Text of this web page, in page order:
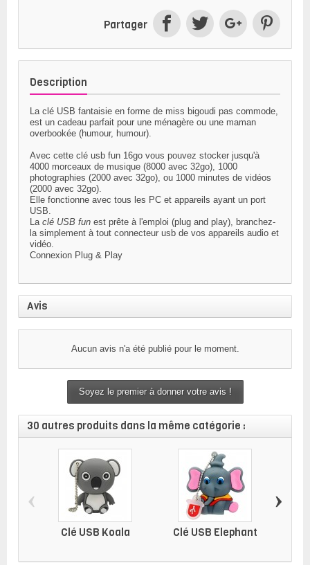
Partager
Description
La clé USB fantaisie en forme de miss bigoudi pas commode
est un cadeau parfait pour une ménagère ou une maman
overbookée (humour, humour).
Avec cette clé usb fun 16go vous pouvez stocker jusqu'à
4000 morceaux de musique (8000 avec 32go), 1000
photographies (2000 avec 32go), ou 1000 minutes de vidéos
(2000 avec 32go).
Elle fonctionne avec tous les PC et appareils ayant un port
USB.
La clé USB fun est prête à l'emploi (plug and play), branchez-
la simplement à tout connecteur usb de vos appareils audio et
vidéo.
Connexion Plug & Play
Avis
Aucun avis n'a été publié pour le moment.
Soyez le premier à donner votre avis !
30 autres produits dans la même catégorie :
Clé USB Koala Clé USB Elephant
‹ ›